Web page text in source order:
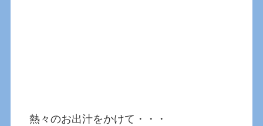
熱々のお出汁をかけて・・・